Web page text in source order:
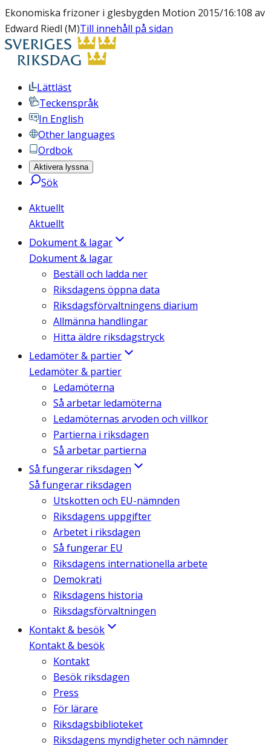
Ekonomiska frizoner i glesbygden Motion 2015/16:108 av
Edward Riedl (M)Till innehåll på sidan
Lättläst
Teckenspråk
In English
Other languages
Ordbok
Aktivera lyssna
Sök
Aktuellt
Aktuellt
Dokument & lagar
Dokument & lagar
Beställ och ladda ner
Riksdagens öppna data
Riksdagsförvaltningens diarium
Allmänna handlingar
Hitta äldre riksdagstryck
Ledamöter & partier
Ledamöter & partier
Ledamöterna
Så arbetar ledamöterna
Ledamöternas arvoden och villkor
Partierna i riksdagen
Så arbetar partierna
Så fungerar riksdagen
Så fungerar riksdagen
Utskotten och EU-nämnden
Riksdagens uppgifter
Arbetet i riksdagen
Så fungerar EU
Riksdagens internationella arbete
Demokrati
Riksdagens historia
Riksdagsförvaltningen
Kontakt & besök
Kontakt & besök
Kontakt
Besök riksdagen
Press
För lärare
Riksdagsbiblioteket
Riksdagens myndigheter och nämnder